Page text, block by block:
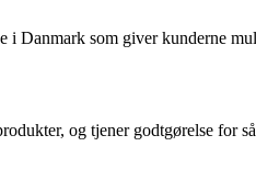
Danmark som giver kunderne
og tjener godtgørelse for